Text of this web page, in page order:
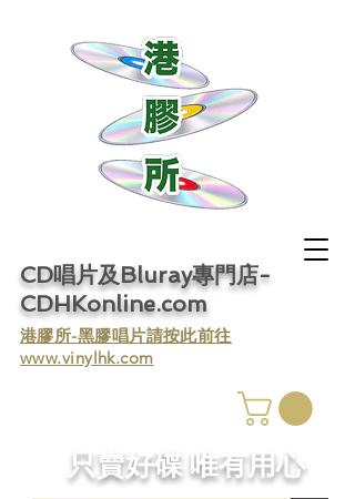
CD唱片及Bluray專門店-
CDHKonline.com
​港膠所-黑膠唱片請按此前往
www.vinylhk.com
​只賣好碟 唯有用心